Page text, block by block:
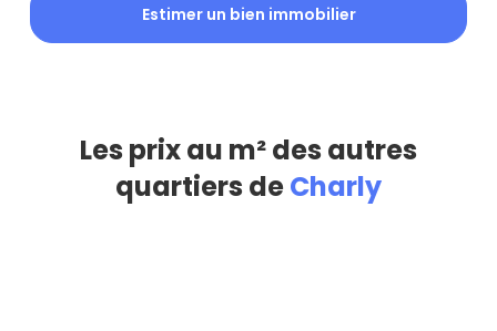
Estimer un bien immobilier
Les prix au m² des autres
quartiers deCharly